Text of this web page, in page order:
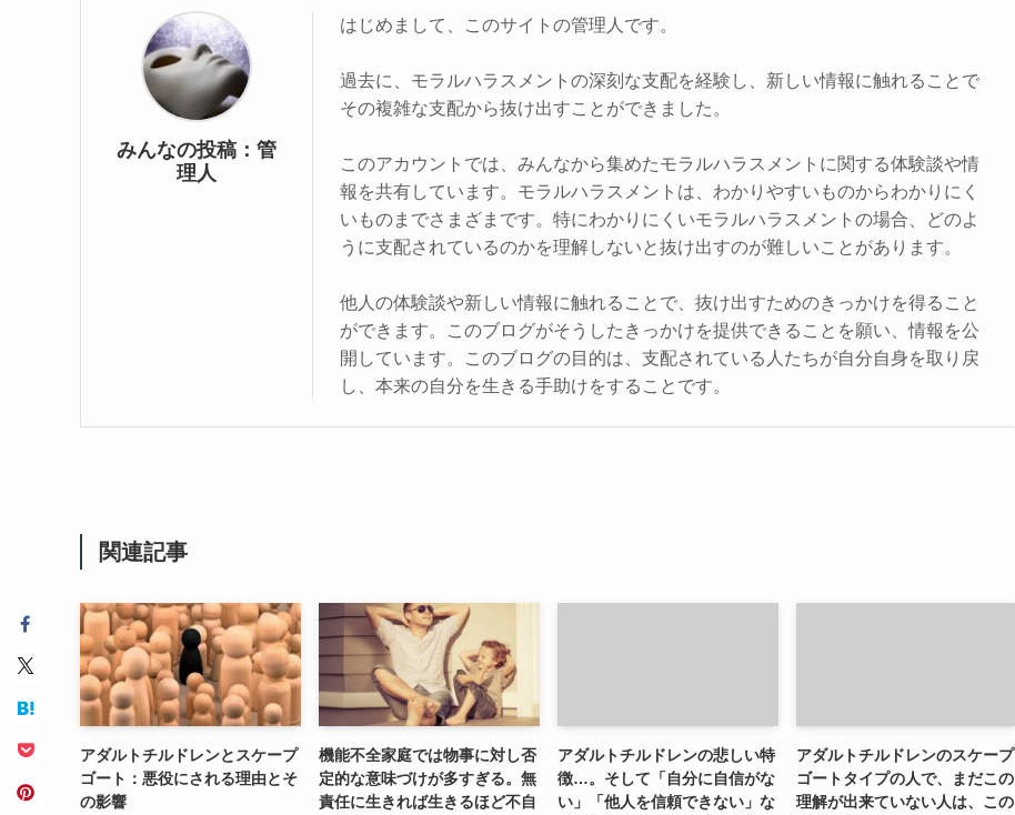
みんなの投稿：管
理人
はじめまして、このサイトの管理人です。
過去に、モラルハラスメントの深刻な支配を経験し、新しい情報に触れることで
その複雑な支配から抜け出すことができました。
このアカウントでは、みんなから集めたモラルハラスメントに関する体験談や情
報を共有しています。モラルハラスメントは、わかりやすいものからわかりにく
いものまでさまざまです。特にわかりにくいモラルハラスメントの場合、どのよ
うに支配されているのかを理解しないと抜け出すのが難しいことがあります。
他人の体験談や新しい情報に触れることで、抜け出すためのきっかけを得ること
ができます。このブログがそうしたきっかけを提供できることを願い、情報を公
開しています。このブログの目的は、支配されている人たちが自分自身を取り戻
し、本来の自分を生きる手助けをすることです。
関連記事
アダルトチルドレンとスケープ
ゴート：悪役にされる理由とそ
の影響
機能不全家庭では物事に対し否
定的な意味づけが多すぎる。無
責任に生きれば生きるほど不自
アダルトチルドレンの悲しい特
徴…。そして「自分に自信がな
い」「他人を信頼できない」な
アダルトチルドレンのスケープ
ゴートタイプの人で、まだこの
理解が出来ていない人は、この